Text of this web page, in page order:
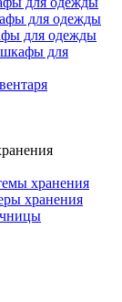
для одежды
для одежды
для
хранения
хранения